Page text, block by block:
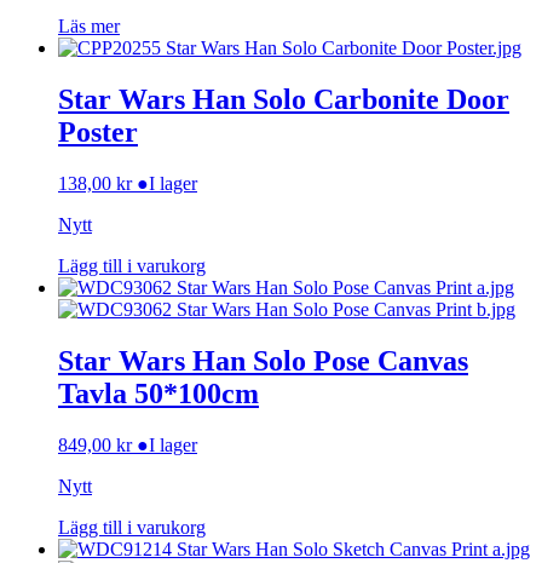
Läs mer
Star Wars Han Solo Carbonite Door
Poster
138,00 kr ●I lager
Nytt
Lägg till i varukorg
Star Wars Han Solo Pose Canvas
Tavla 50*100cm
849,00 kr ●I lager
Nytt
Lägg till i varukorg